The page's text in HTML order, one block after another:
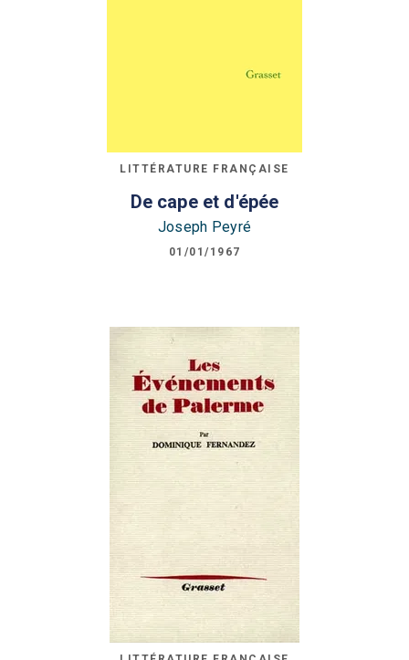
LITTÉRATURE FRANÇAISE
De cape et d'épée
Joseph Peyré
01/01/1967